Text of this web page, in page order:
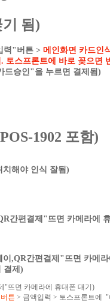
됨)
력"버튼 > 메인화면 카드인
스프론트에 바로 꽂으면
드승인"을 누르면 결제됨)
1902 포함)
해야 인식 잘됨)
간편결제"뜨면 카메라에 휴
,QR간편결제"뜨면 카메라
결제)
"뜨면 카메라에 휴대폰 대기)
튼 > 금액입력 > 토스프론트에 "